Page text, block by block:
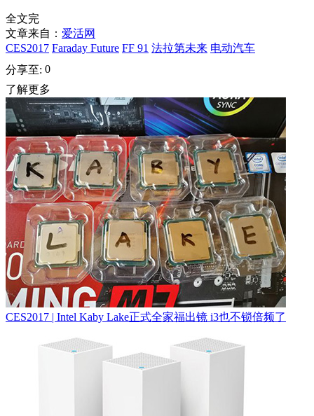
全文完
文章来自： 爱活网
CES2017 Faraday Future FF 91 法拉第未来 电动汽车
分享至: 0
了解更多
CES2017 | Intel Kaby Lake正式全家福出镜 i3也不锁倍频了